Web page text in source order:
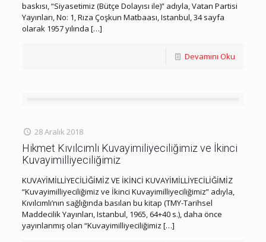
baskısı, “Siyasetimiz (Bütçe Dolayısı ile)” adıyla, Vatan Partisi
Yayınları, No: 1, Rıza Çoşkun Matbaası, Istanbul, 34 sayfa
olarak 1957 yılında […]
Devamını Oku
28 Aralık 2018
Hikmet Kıvılcımlı Kuvayimiliyeciliğimiz ve İkinci
Kuvayimilliyeciliğimiz
KUVAYİMİLLİYECİLİĞİMİZ VE İKİNCİ KUVAYİMİLLİYECİLİĞİMİZ
“Kuvayimilliyeciliğimiz ve İkinci Kuvayimilliyeciliğimiz” adıyla,
Kıvılcımlı’nın sağlığında basılan bu kitap (TMY-Tarihsel
Maddecilik Yayınları, Istanbul, 1965, 64+40 s.), daha önce
yayınlanmış olan “Kuvayimilliyeciliğimiz […]